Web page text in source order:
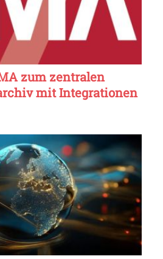
zum zentralen
mit Integrationen